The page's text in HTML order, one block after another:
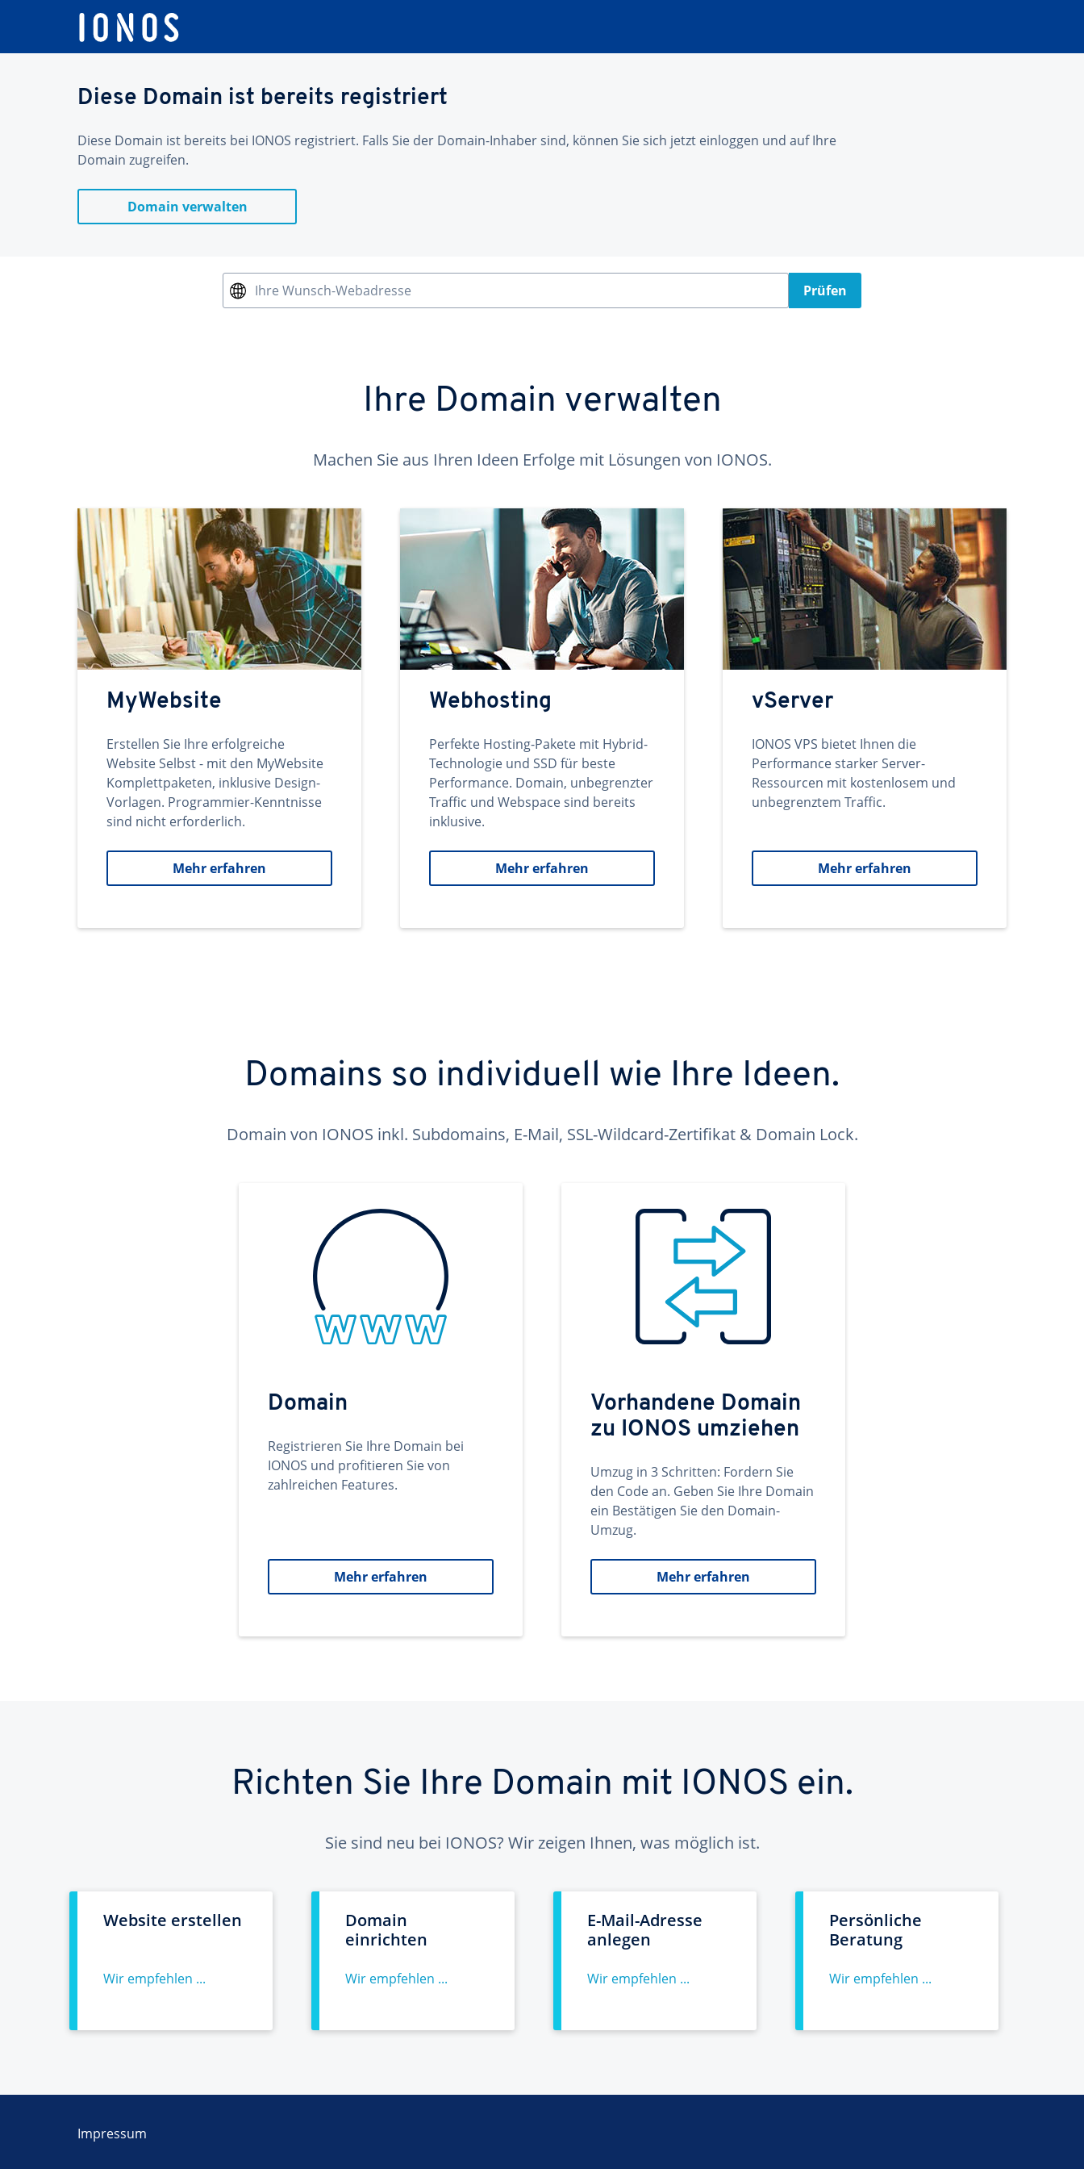
Diese Domain ist bereits registriert
Diese Domain ist bereits bei IONOS registriert. Falls Sie der Domain-Inhaber sind, können Sie sich jetzt einloggen und auf Ihre
Domain zugreifen.
Domain verwalten
Ihre Wunsch-Webadresse Prüfen
Ihre Domain verwalten
Machen Sie aus Ihren Ideen Erfolge mit Lösungen von IONOS.
MyWebsite
Erstellen Sie Ihre erfolgreiche
Website Selbst - mit den MyWebsite
Komplettpaketen, inklusive Design-
Vorlagen. Programmier-Kenntnisse
sind nicht erforderlich.
Mehr erfahren
Webhosting
Perfekte Hosting-Pakete mit Hybrid-
Technologie und SSD für beste
Performance. Domain, unbegrenzter
Traffic und Webspace sind bereits
inklusive.
Mehr erfahren
vServer
IONOS VPS bietet Ihnen die
Performance starker Server-
Ressourcen mit kostenlosem und
unbegrenztem Traffic.
Mehr erfahren
Domains so individuell wie Ihre Ideen.
Domain von IONOS inkl. Subdomains, E-Mail, SSL-Wildcard-Zertifikat & Domain Lock.
Domain
Registrieren Sie Ihre Domain bei
IONOS und profitieren Sie von
zahlreichen Features.
Mehr erfahren
Vorhandene Domain
zu IONOS umziehen
Umzug in 3 Schritten: Fordern Sie
den Code an. Geben Sie Ihre Domain
ein Bestätigen Sie den Domain-
Umzug.
Mehr erfahren
Richten Sie Ihre Domain mit IONOS ein.
Sie sind neu bei IONOS? Wir zeigen Ihnen, was möglich ist.
Website erstellen
Wir empfehlen ...
Domain
einrichten
Wir empfehlen ...
E-Mail-Adresse
anlegen
Wir empfehlen ...
Persönliche
Beratung
Wir empfehlen ...
Impressum